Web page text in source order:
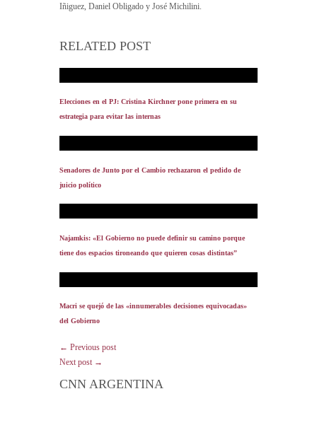
Iñiguez, Daniel Obligado y José Michilini.
RELATED POST
Elecciones en el PJ: Cristina Kirchner pone primera en su
estrategia para evitar las internas
Senadores de Junto por el Cambio rechazaron el pedido de
juicio político
Najamkis: «El Gobierno no puede definir su camino porque
tiene dos espacios tironeando que quieren cosas distintas”
Macri se quejó de las «innumerables decisiones equivocadas»
del Gobierno
← Previous post
Next post →
CNN ARGENTINA